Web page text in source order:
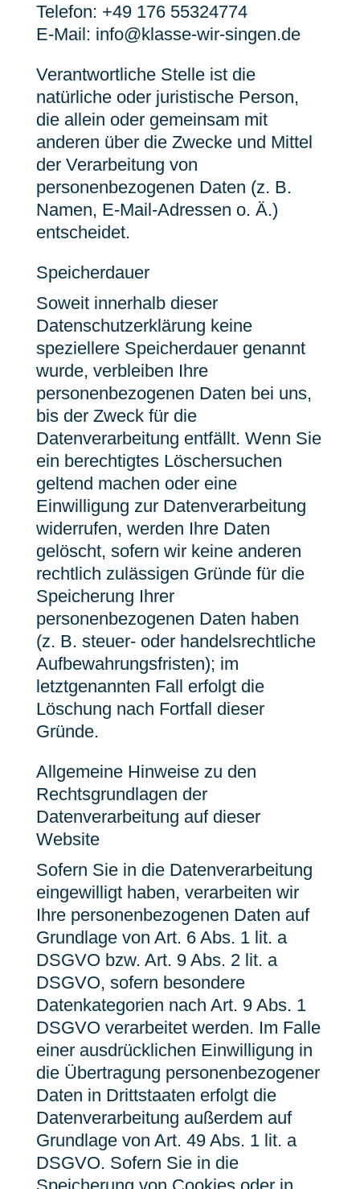
Telefon: +49 176 55324774
E-Mail: info@klasse-wir-singen.de
Verantwortliche Stelle ist die
natürliche oder juristische Person,
die allein oder gemeinsam mit
anderen über die Zwecke und Mittel
der Verarbeitung von
personenbezogenen Daten (z. B.
Namen, E-Mail-Adressen o. Ä.)
entscheidet.
Speicherdauer
Soweit innerhalb dieser
Datenschutzerklärung keine
speziellere Speicherdauer genannt
wurde, verbleiben Ihre
personenbezogenen Daten bei uns,
bis der Zweck für die
Datenverarbeitung entfällt. Wenn Sie
ein berechtigtes Löschersuchen
geltend machen oder eine
Einwilligung zur Datenverarbeitung
widerrufen, werden Ihre Daten
gelöscht, sofern wir keine anderen
rechtlich zulässigen Gründe für die
Speicherung Ihrer
personenbezogenen Daten haben
(z. B. steuer- oder handelsrechtliche
Aufbewahrungsfristen); im
letztgenannten Fall erfolgt die
Löschung nach Fortfall dieser
Gründe.
Allgemeine Hinweise zu den
Rechtsgrundlagen der
Datenverarbeitung auf dieser
Website
Sofern Sie in die Datenverarbeitung
eingewilligt haben, verarbeiten wir
Ihre personenbezogenen Daten auf
Grundlage von Art. 6 Abs. 1 lit. a
DSGVO bzw. Art. 9 Abs. 2 lit. a
DSGVO, sofern besondere
Datenkategorien nach Art. 9 Abs. 1
DSGVO verarbeitet werden. Im Falle
einer ausdrücklichen Einwilligung in
die Übertragung personenbezogener
Daten in Drittstaaten erfolgt die
Datenverarbeitung außerdem auf
Grundlage von Art. 49 Abs. 1 lit. a
DSGVO. Sofern Sie in die